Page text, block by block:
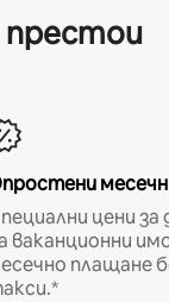
престои
цени
ваканционни
плащане